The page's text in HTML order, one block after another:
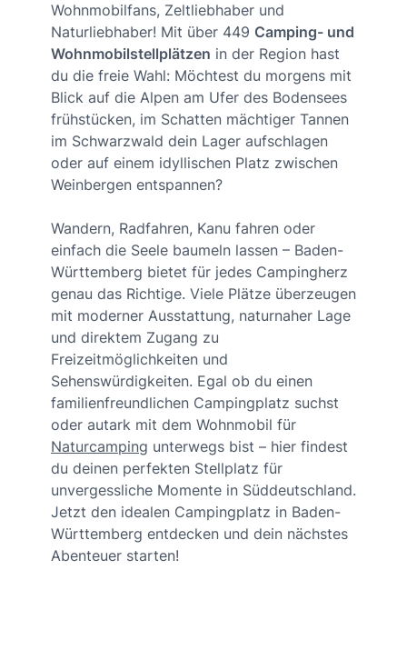
Wohnmobilfans, Zeltliebhaber und
Naturliebhaber! Mit über 449 Camping- und
Wohnmobilstellplätzen in der Region hast
du die freie Wahl: Möchtest du morgens mit
Blick auf die Alpen am Ufer des Bodensees
frühstücken, im Schatten mächtiger Tannen
im Schwarzwald dein Lager aufschlagen
oder auf einem idyllischen Platz zwischen
Weinbergen entspannen?
Wandern, Radfahren, Kanu fahren oder
einfach die Seele baumeln lassen – Baden-
Württemberg bietet für jedes Campingherz
genau das Richtige. Viele Plätze überzeugen
mit moderner Ausstattung, naturnaher Lage
und direktem Zugang zu
Freizeitmöglichkeiten und
Sehenswürdigkeiten. Egal ob du einen
familienfreundlichen Campingplatz suchst
oder autark mit dem Wohnmobil für
Naturcamping unterwegs bist – hier findest
du deinen perfekten Stellplatz für
unvergessliche Momente in Süddeutschland.
Jetzt den idealen Campingplatz in Baden-
Württemberg entdecken und dein nächstes
Abenteuer starten!